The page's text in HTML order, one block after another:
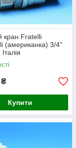
кран Fratelli
(американка) 3/4"
₴
Купити